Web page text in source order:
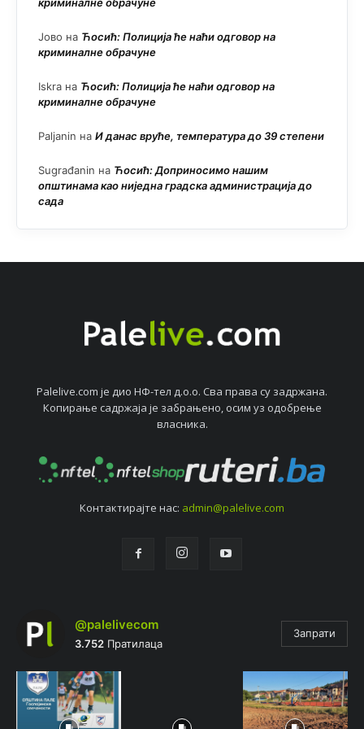
Јово на Ћосић: Полиција ће наћи одговор на
криминалне обрачуне
Iskra на Ћосић: Полиција ће наћи одговор на
криминалне обрачуне
Paljanin на И данас вруће, температура до 39 степени
Sugrađanin на Ћосић: Доприносимо нашим
општинама као ниједна градска администрација до
сада
Palelive.com јe дио НФ-тeл д.о.о. Сва права су задржана.
Копирањe садржаја јe забрањeно, осим уз одобрeњe
власника.
Контактирајтe нас: admin@palelive.com
@palelivecom
3.752 Пратилаца
Запрати